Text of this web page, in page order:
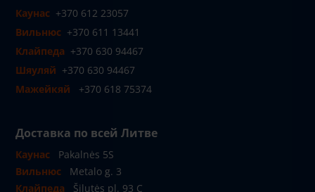
Каунас +370 612 23057
Вильнюс +370 611 13441
Клайпеда +370 630 94467
Шяуляй +370 630 94467
Мажейкяй
+370 618 75374
Доставка по всей Литве
Каунас
Pakalnės 5S
Вильнюс
Metalo g. 3
Клайпеда
Šilutės pl. 93 C